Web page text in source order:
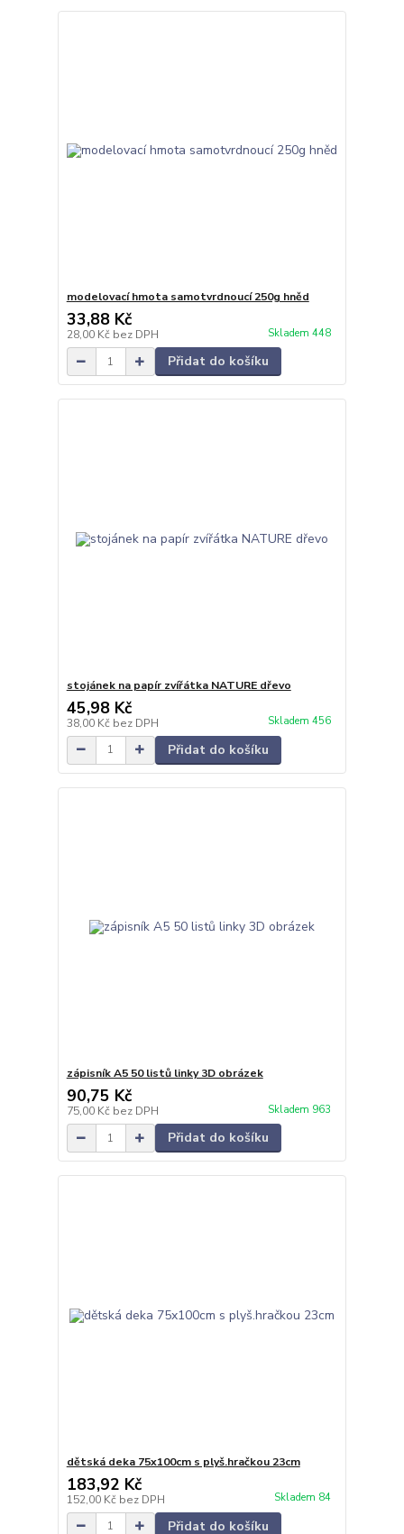
modelovací hmota samotvrdnoucí 250g hněd
33,88 Kč
28,00 Kč bez DPH Skladem 448
Přidat do košíku
stojánek na papír zvířátka NATURE dřevo
45,98 Kč
38,00 Kč bez DPH Skladem 456
Přidat do košíku
zápisník A5 50 listů linky 3D obrázek
90,75 Kč
75,00 Kč bez DPH Skladem 963
Přidat do košíku
dětská deka 75x100cm s plyš.hračkou 23cm
183,92 Kč
152,00 Kč bez DPH Skladem 84
Přidat do košíku